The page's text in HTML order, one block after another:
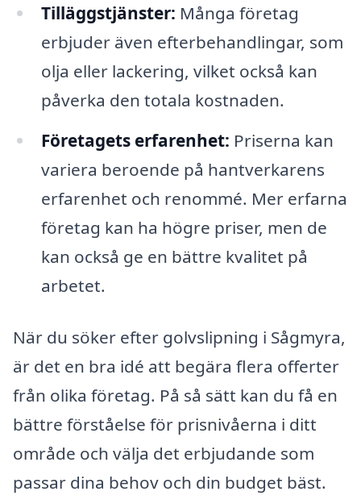
Tilläggstjänster: Många företag
erbjuder även efterbehandlingar, som
olja eller lackering, vilket också kan
påverka den totala kostnaden.
Företagets erfarenhet: Priserna kan
variera beroende på hantverkarens
erfarenhet och renommé. Mer erfarna
företag kan ha högre priser, men de
kan också ge en bättre kvalitet på
arbetet.
När du söker efter golvslipning i Sågmyra,
är det en bra idé att begära flera offerter
från olika företag. På så sätt kan du få en
bättre förståelse för prisnivåerna i ditt
område och välja det erbjudande som
passar dina behov och din budget bäst.